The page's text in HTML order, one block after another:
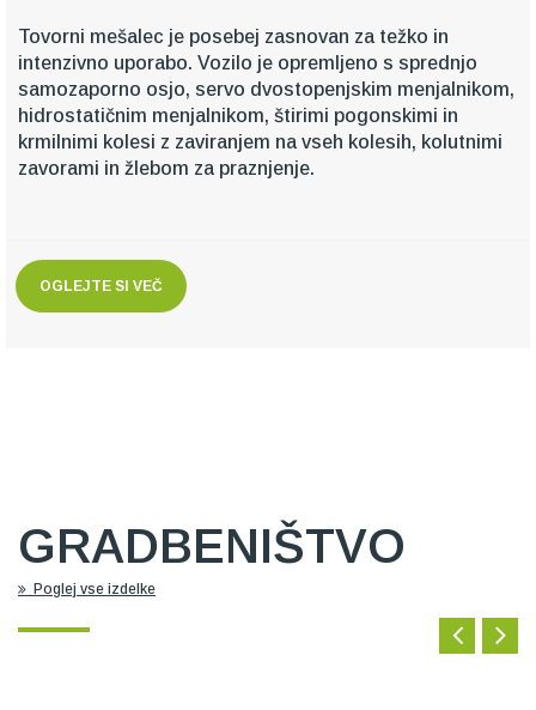
Tovorni mešalec je posebej zasnovan za težko in
intenzivno uporabo. Vozilo je opremljeno s sprednjo
samozaporno osjo, servo dvostopenjskim menjalnikom,
hidrostatičnim menjalnikom, štirimi pogonskimi in
krmilnimi kolesi z zaviranjem na vseh kolesih, kolutnimi
zavorami in žlebom za praznjenje.
OGLEJTE SI VEČ
GRADBENIŠTVO
Poglej vse izdelke